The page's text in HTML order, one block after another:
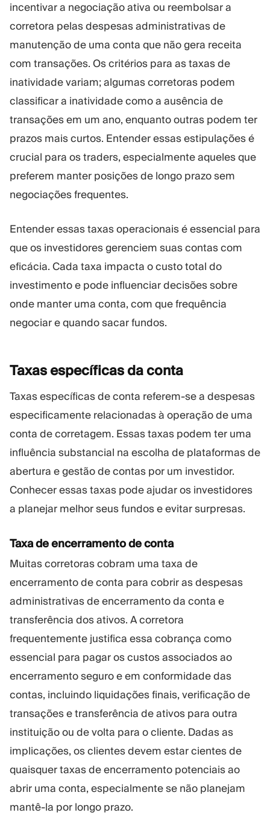
incentivar a negociação ativa ou reembolsar a
corretora pelas despesas administrativas de
manutenção de uma conta que não gera receita
com transações. Os critérios para as taxas de
inatividade variam; algumas corretoras podem
classificar a inatividade como a ausência de
transações em um ano, enquanto outras podem ter
prazos mais curtos. Entender essas estipulações é
crucial para os traders, especialmente aqueles que
preferem manter posições de longo prazo sem
negociações frequentes.
Entender essas taxas operacionais é essencial para
que os investidores gerenciem suas contas com
eficácia. Cada taxa impacta o custo total do
investimento e pode influenciar decisões sobre
onde manter uma conta, com que frequência
negociar e quando sacar fundos.
Taxas específicas daconta
Taxas específicas de conta referem-se a despesas
especificamente relacionadas à operação de uma
conta de corretagem. Essas taxas podem ter uma
influência substancial na escolha de plataformas de
abertura e gestão de contas por um investidor.
Conhecer essas taxas pode ajudar os investidores
a planejar melhor seus fundos e evitar surpresas.
Taxa de encerramento de conta
Muitas corretoras cobram uma taxa de
encerramento de conta para cobrir as despesas
administrativas de encerramento da conta e
transferência dos ativos. A corretora
frequentemente justifica essa cobrança como
essencial para pagar os custos associados ao
encerramento seguro e em conformidade das
contas, incluindo liquidações finais, verificação de
transações e transferência de ativos para outra
instituição ou de volta para o cliente. Dadas as
implicações, os clientes devem estar cientes de
quaisquer taxas de encerramento potenciais ao
abrir uma conta, especialmente se não planejam
mantê-la por longo prazo.